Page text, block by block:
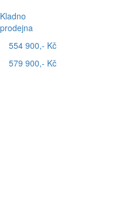
Kladno
prodejna
554 900,- Kč
579 900,- Kč